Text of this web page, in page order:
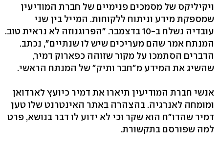
ויקיליקס של מסמכים פנימיים של חברת המודיעין
שמספקת מידע וניתוח ללקוחות. המייל בין שני
עובדיה נשלח ב-10 בדצמבר. "הפרוגנוזה לא נראית טוב.
המנתח אמר שהם מעריכים שיש לו שנתיים", נכתב.
הדברים הסתמכו על מקור שזוהה כפארוק דמיר,
שהשיג את המידע מ"חבר ותיק" של המנתח הראשי.
אנשי חברת המודיעין תיארו את דמיר כיועץ לארדואן
ומומחה לאנרגיה. בהצהרה באתר האינטרנט שלו טען
דמיר שהדו"ח הוא שקר וכי לא ידוע לו דבר בנושא, פרט
למה שפורסם בתקשורת.